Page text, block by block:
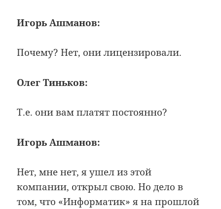
Игорь Ашманов:
Почему? Нет, они лицензировали.
Олег Тиньков:
Т.е. они вам платят постоянно?
Игорь Ашманов:
Нет, мне нет, я ушел из этой
компании, открыл свою. Но дело в
том, что «Информатик» я на прошлой